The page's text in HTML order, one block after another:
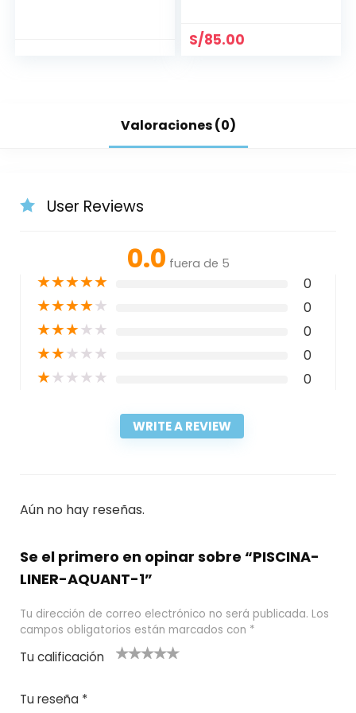
«LG»
S/85.00
Valoraciones (0)
User Reviews
0.0 fuera de 5
★★★★★ 0
★★★★★ 0
★★★★★ 0
★★★★★ 0
★★★★★ 0
WRITE A REVIEW
Aún no hay reseñas.
Se el primero en opinar sobre “PISCINA-
LINER-AQUANT-1”
Tu dirección de correo electrónico no será publicada. Los
campos obligatorios están marcados con *
Tu calificación
Tu reseña *